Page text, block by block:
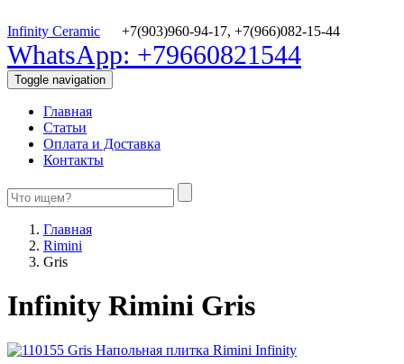
Infinity Ceramic +7(903)960-94-17, +7(966)082-15-44
WhatsApp: +79660821544
Toggle navigation
Главная
Статьи
Оплата и Доставка
Контакты
Главная
Rimini
Gris
Infinity Rimini Gris